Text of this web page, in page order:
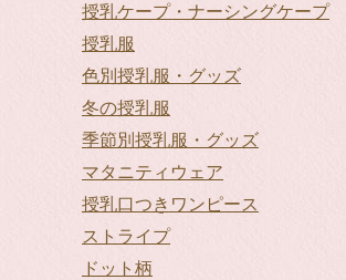
授乳ケープ・ナーシングケープ
授乳服
色別授乳服・グッズ
冬の授乳服
季節別授乳服・グッズ
マタニティウェア
授乳口つきワンピース
ストライプ
ドット柄